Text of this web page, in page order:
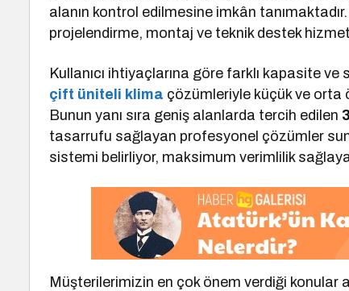
alanın kontrol edilmesine imkân
projelendirme, montaj ve teknik destek
Kullanıcı ihtiyaçlarına göre farklı kapasite
çift üniteli klima çözümleriyle küçük ve orta
Bunun yanı sıra geniş alanlarda tercih edilen
tasarrufu sağlayan profesyonel çözümler
sistemi belirliyor, maksimum verimlilik
Müşterilerimizin en çok önem verdiği konular